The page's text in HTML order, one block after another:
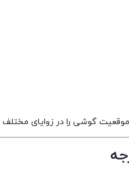
گوشی را در زوایای مختلف